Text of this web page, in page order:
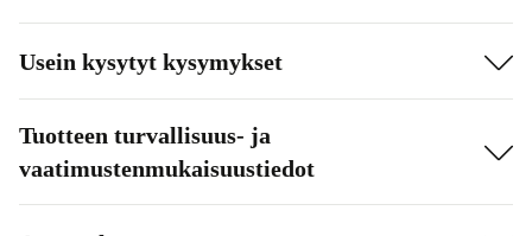
Usein kysytyt kysymykset
Tuotteen turvallisuus- ja
vaatimustenmukaisuustiedot